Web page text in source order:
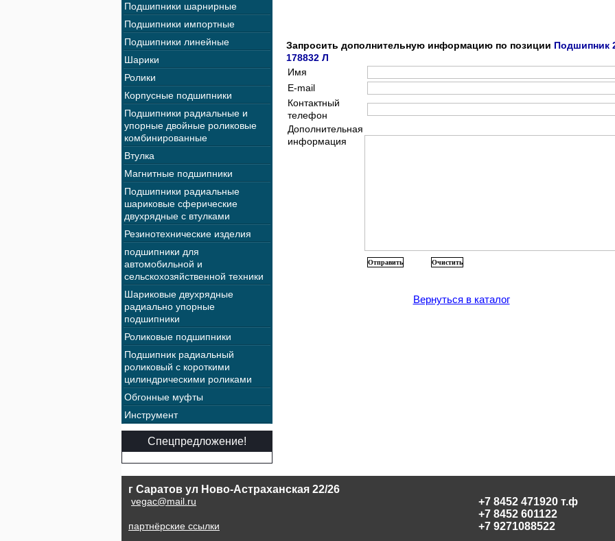
Запросить дополнительную информацию по позиции Подшипник
178832 Л
Имя
E-mail
Контактный
телефон
Дополнительная
информация
Вернуться в каталог
Подшипники шарнирные
Подшипники импортные
Подшипники линейные
Шарики
Ролики
Корпусные подшипники
Подшипники радиальные и
упорные двойные роликовые
комбинированные
Втулка
Магнитные подшипники
Подшипники радиальные
шариковые сферические
двухрядные с втулками
Резинотехнические изделия
подшипники для
автомобильной и
сельскохозяйственной техники
Шариковые двухрядные
радиально упорные
подшипники
Роликовые подшипники
Подшипник радиальный
роликовый с короткими
цилиндрическими роликами
Обгонные муфты
Инструмент
Спецпредложение!
г Саратов ул Ново-Астраханская 22/26
vegac@mail.ru
партнёрские ссылки
+7 8452 471920 т.ф
+7 8452 601122
+7 9271088522